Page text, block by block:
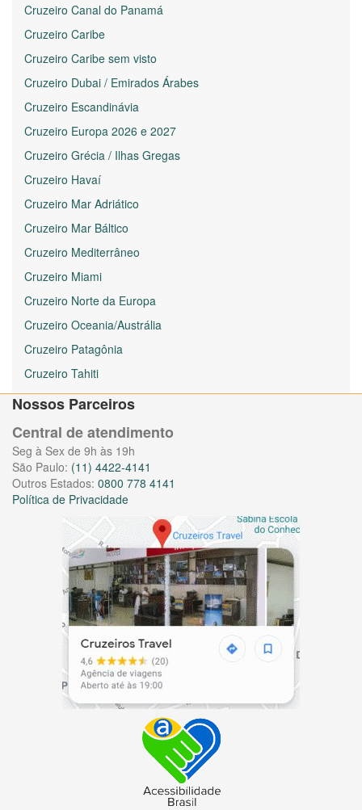
Cruzeiro Canal do Panamá
Cruzeiro Caribe
Cruzeiro Caribe sem visto
Cruzeiro Dubai / Emirados Árabes
Cruzeiro Escandinávia
Cruzeiro Europa 2026 e 2027
Cruzeiro Grécia / Ilhas Gregas
Cruzeiro Havaí
Cruzeiro Mar Adriático
Cruzeiro Mar Báltico
Cruzeiro Mediterrâneo
Cruzeiro Miami
Cruzeiro Norte da Europa
Cruzeiro Oceania/Austrália
Cruzeiro Patagônia
Cruzeiro Tahiti
Nossos Parceiros
Central de atendimento
Seg à Sex de 9h às 19h
São Paulo: (11) 4422-4141
Outros Estados: 0800 778 4141
Política de Privacidade